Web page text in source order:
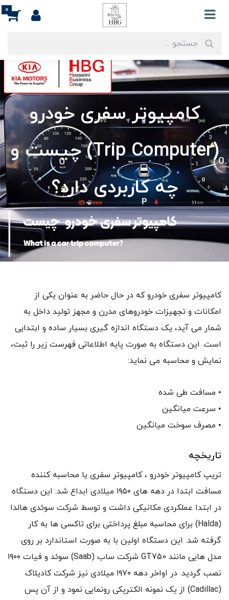
0
کامپیوتر سفری خودرو
(Trip Computer) چیست و
چه کاربردی دارد؟
کامپیوتر سفری خودرو که در حال حاضر به عنوان یکی از
امکانات و تجهیزات خودروهای مدرن و مجهز تولید داخل به
شمار می آید، یک دستگاه اندازه گیری بسیار ساده و ابتدایی
است. این دستگاه به صورت پایه اطلاعاتی فهرست زیر را ثبت،
نمایش و محاسبه می نماید:
• مسافت طی شده
• سرعت میانگین
• مصرف سوخت میانگین
تاریخچه
تریپ کامپیوتر خودرو ، کامپیوتر سفری یا محاسبه کننده
مسافت ابتدا در دهه های ۱۹۵۰ میلادی ابداع شد. این دستگاه
در ابتدا عملکردی مکانیکی داشت و توسط شرکت سوئدی هالدا
(Halda) برای محاسبه مبلغ پرداختی برای تاکسی ها به کار
گرفته شد. این دستگاه اولین با به صورت استاندارد بر روی
مدل هایی مانند GT750 شرکت ساب (Saab) سوئد و فیات ۱۹۰۰
نصب گردید. در اواخر دهه ۱۹۷۰ میلادی نیز شرکت کادیلاک
(Cadillac) از یک نمونه الکتریکی رونمایی نمود و از آن پس